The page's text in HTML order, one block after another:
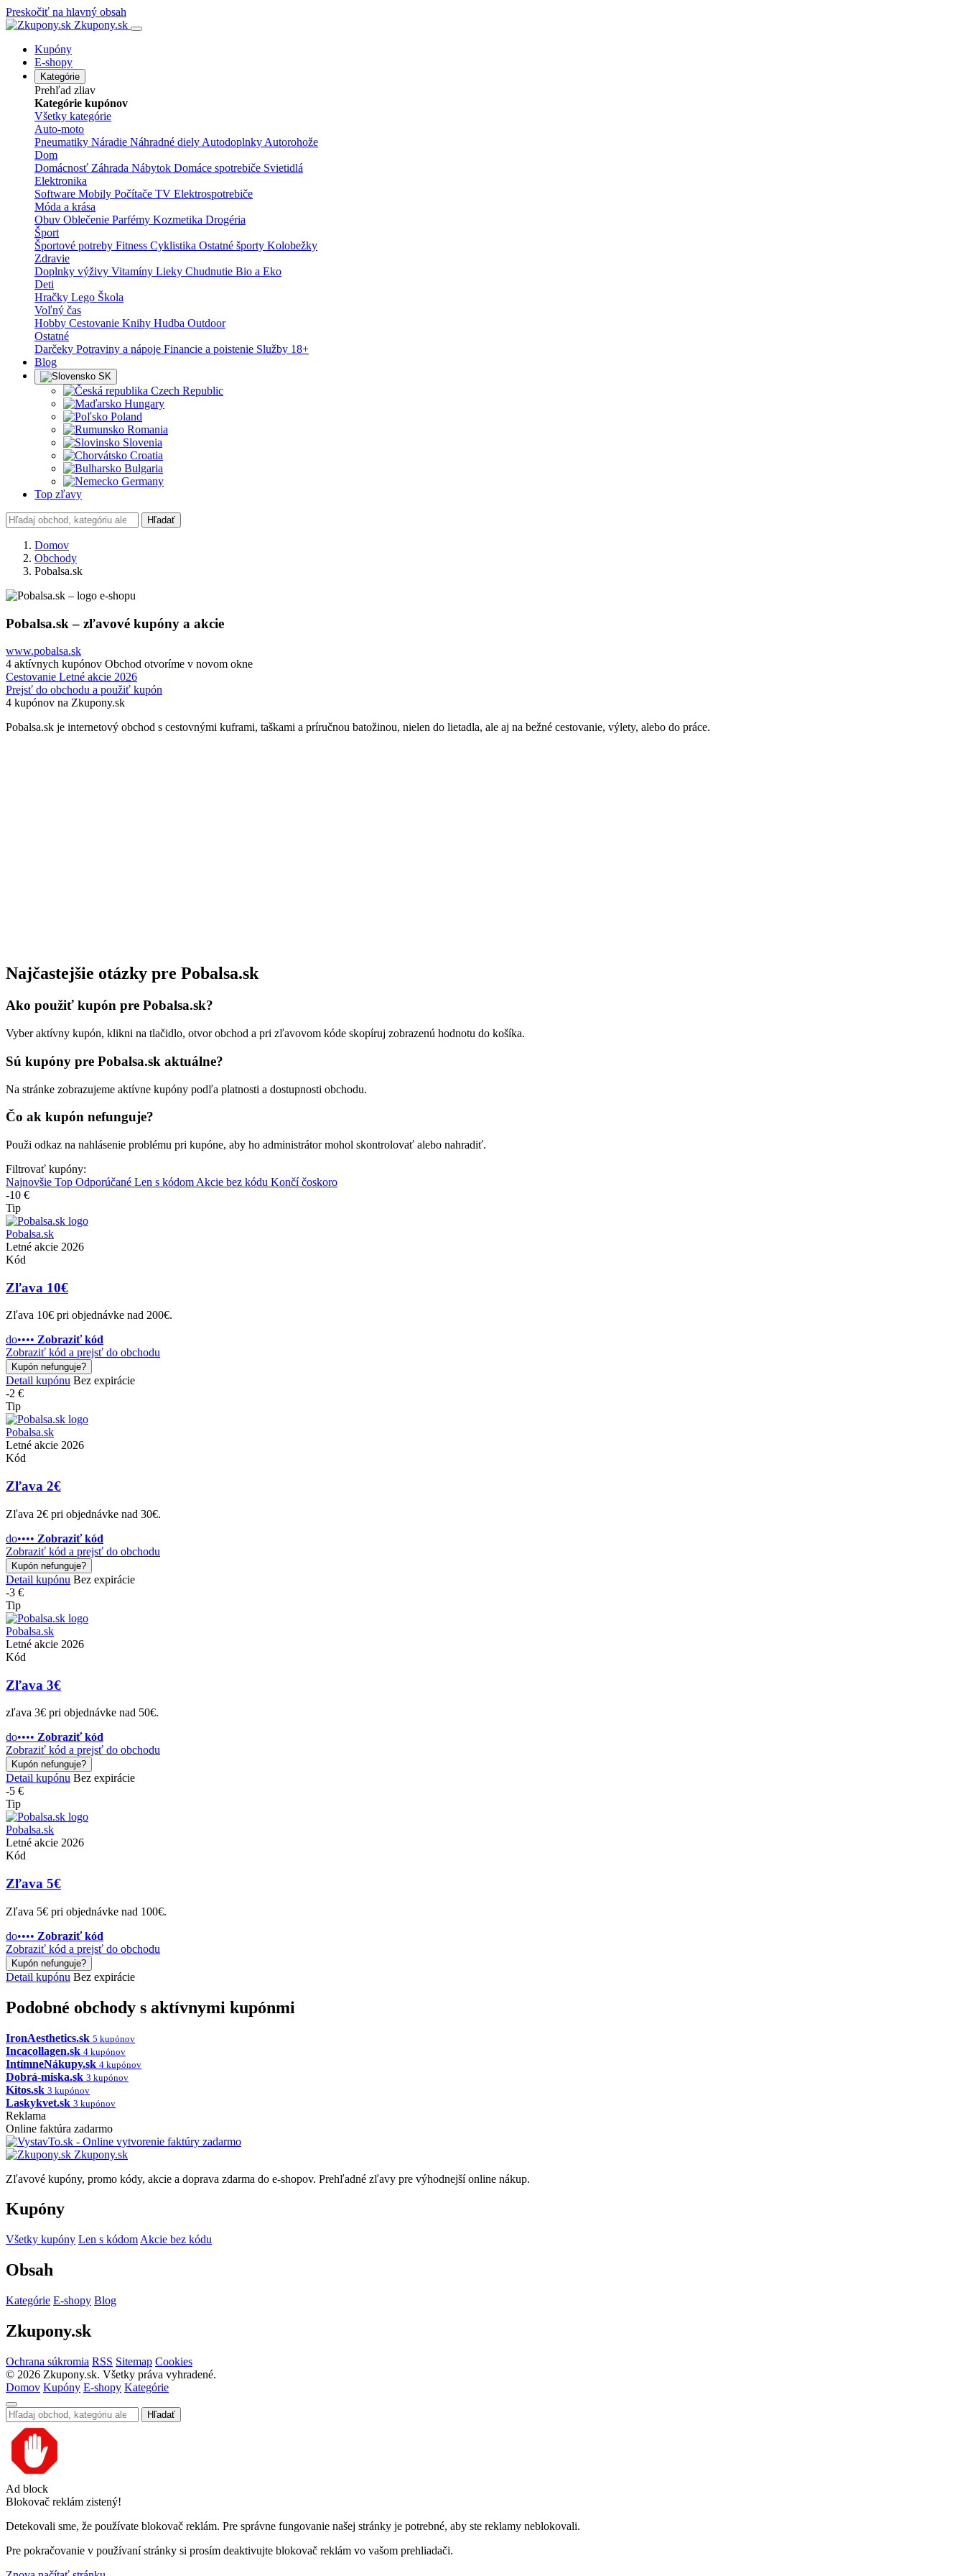
Preskočiť na hlavný obsah
Zkupony.sk
Kupóny
E-shopy
Kategórie
Prehľad zliav
Kategórie kupónov
Všetky kategórie
Auto-moto
Pneumatiky Náradie Náhradné diely Autodoplnky Autorohože
Dom
Domácnosť Záhrada Nábytok Domáce spotrebiče Svietidlá
Elektronika
Software Mobily Počítače TV Elektrospotrebiče
Móda a krása
Obuv Oblečenie Parfémy Kozmetika Drogéria
Šport
Športové potreby Fitness Cyklistika Ostatné športy Kolobežky
Zdravie
Doplnky výživy Vitamíny Lieky Chudnutie Bio a Eko
Deti
Hračky Lego Škola
Voľný čas
Hobby Cestovanie Knihy Hudba Outdoor
Ostatné
Darčeky Potraviny a nápoje Financie a poistenie Služby 18+
Blog
SK
Czech Republic
Hungary
Poland
Romania
Slovenia
Croatia
Bulgaria
Germany
Top zľavy
Hľadať
Domov
Obchody
Pobalsa.sk
Pobalsa.sk – zľavové kupóny a akcie
www.pobalsa.sk
4 aktívnych kupónov Obchod otvoríme v novom okne
Cestovanie Letné akcie 2026
Prejsť do obchodu a použiť kupón
4 kupónov na Zkupony.sk
Pobalsa.sk je internetový obchod s cestovnými kuframi, taškami a príručnou batožinou, nielen do lietadla, ale aj na bežné cestovanie, výlety, alebo do práce.
Najčastejšie otázky pre Pobalsa.sk
Ako použiť kupón pre Pobalsa.sk?
Vyber aktívny kupón, klikni na tlačidlo, otvor obchod a pri zľavovom kóde skopíruj zobrazenú hodnotu do košíka.
Sú kupóny pre Pobalsa.sk aktuálne?
Na stránke zobrazujeme aktívne kupóny podľa platnosti a dostupnosti obchodu.
Čo ak kupón nefunguje?
Použi odkaz na nahlásenie problému pri kupóne, aby ho administrátor mohol skontrolovať alebo nahradiť.
Filtrovať kupóny:
Najnovšie Top Odporúčané Len s kódom Akcie bez kódu Končí čoskoro
-10 €
Tip
Pobalsa.sk
Letné akcie 2026
Kód
Zľava 10€
Zľava 10€ pri objednávke nad 200€.
do•••• Zobraziť kód
Zobraziť kód a prejsť do obchodu
Kupón nefunguje?
Detail kupónu Bez expirácie
-2 €
Tip
Pobalsa.sk
Letné akcie 2026
Kód
Zľava 2€
Zľava 2€ pri objednávke nad 30€.
do•••• Zobraziť kód
Zobraziť kód a prejsť do obchodu
Kupón nefunguje?
Detail kupónu Bez expirácie
-3 €
Tip
Pobalsa.sk
Letné akcie 2026
Kód
Zľava 3€
zľava 3€ pri objednávke nad 50€.
do•••• Zobraziť kód
Zobraziť kód a prejsť do obchodu
Kupón nefunguje?
Detail kupónu Bez expirácie
-5 €
Tip
Pobalsa.sk
Letné akcie 2026
Kód
Zľava 5€
Zľava 5€ pri objednávke nad 100€.
do•••• Zobraziť kód
Zobraziť kód a prejsť do obchodu
Kupón nefunguje?
Detail kupónu Bez expirácie
Podobné obchody s aktívnymi kupónmi
IronAesthetics.sk 5 kupónov
Incacollagen.sk 4 kupónov
IntímneNákupy.sk 4 kupónov
Dobrá-miska.sk 3 kupónov
Kitos.sk 3 kupónov
Laskykvet.sk 3 kupónov
Reklama
Online faktúra zadarmo
Zkupony.sk
Zľavové kupóny, promo kódy, akcie a doprava zdarma do e-shopov. Prehľadné zľavy pre výhodnejší online nákup.
Kupóny
Všetky kupóny Len s kódom Akcie bez kódu
Obsah
Kategórie E-shopy Blog
Zkupony.sk
Ochrana súkromia RSS Sitemap Cookies
© 2026 Zkupony.sk. Všetky práva vyhradené.
Domov Kupóny E-shopy Kategórie
Hľadať
Ad block
Blokovač reklám zistený!
Detekovali sme, že používate blokovač reklám. Pre správne fungovanie našej stránky je potrebné, aby ste reklamy neblokovali.
Pre pokračovanie v používaní stránky si prosím deaktivujte blokovač reklám vo vašom prehliadači.